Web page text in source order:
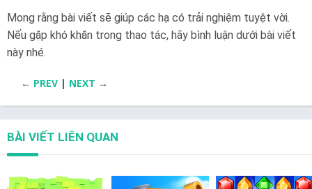
Mong rằng bài viết sẽ giúp các hạ có trải nghiệm tuyệt vời.
Nếu gặp khó khăn trong thao tác, hãy bình luận dưới bài viết
này nhé.
← PREV | NEXT →
BÀI VIẾT LIÊN QUAN